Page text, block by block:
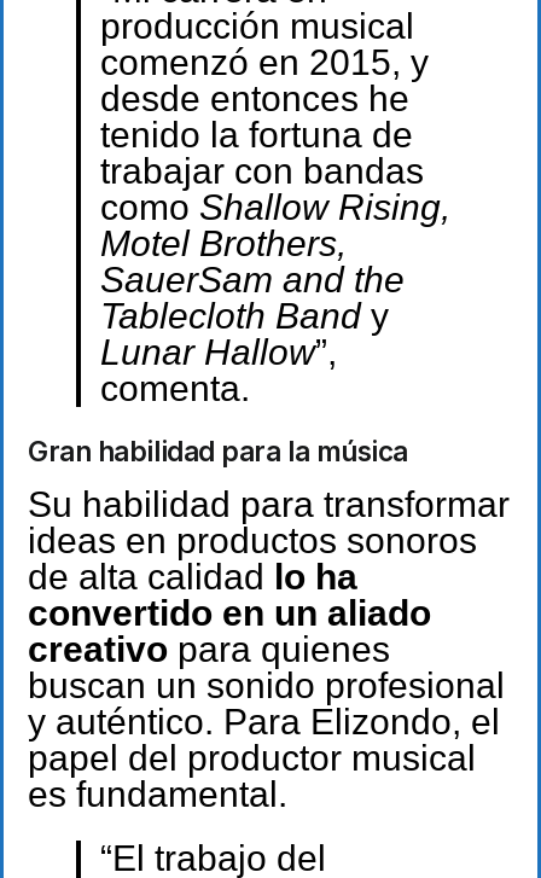
producción musical
comenzó en 2015, y
desde entonces he
tenido la fortuna de
trabajar con bandas
como Shallow Rising,
Motel Brothers,
SauerSam and the
Tablecloth Bandy
Lunar Hallow”,
comenta.
Gran habilidad para la música
Su habilidad para transformar
ideas en productos sonoros
de alta calidad
lo ha
convertido en un aliado
creativo para quienes
buscan un sonido profesional
y auténtico. Para Elizondo, el
papel del productor musical
es fundamental.
“El trabajo del